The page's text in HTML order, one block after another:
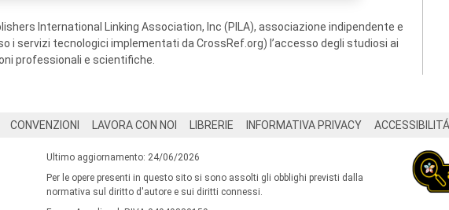
International Linking Association, Inc (PILA), associazione indipendente e
i servizi tecnologici implementati da CrossRef.org) l’accesso degli studiosi ai
professionali e scientifiche.
CONVENZIONI LAVORA CON NOI LIBRERIE INFORMATIVA PRIVACY ACCESSIBILITÁ
Ultimo aggiornamento: 24/06/2026
Per le opere presenti in questo sito si sono assolti gli obblighi previsti dalla
normativa sul diritto d'autore e sui diritti connessi.